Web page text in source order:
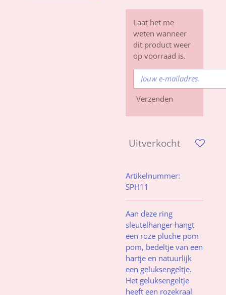
Laat het me
weten wanneer
dit product weer
op voorraad is.
Verzenden
Uitverkocht
Artikelnummer:
SPH11
Aan deze ring
sleutelhanger hangt
een roze pluche pom
pom, bedeltje van een
hartje en natuurlijk
een geluksengeltje.
Het geluksengeltje
heeft een rozekraal